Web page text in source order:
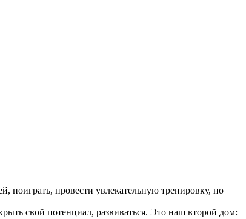
поиграть, провести увлекательную тренировку, но
свой потенциал, развиваться. Это наш второй дом: